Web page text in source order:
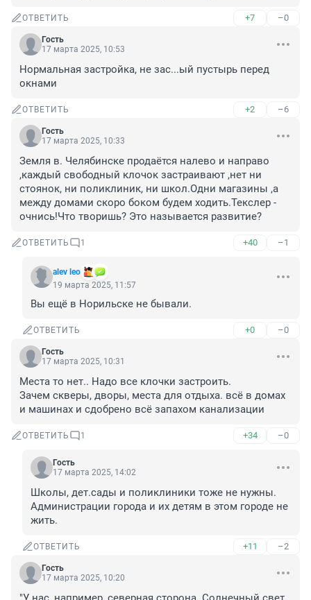
ОТВЕТИТЬ +7 –0
Гость
17 марта 2025, 10:53
Нормальная застройка, не зас...ый пустырь перед
окнами
ОТВЕТИТЬ +2 –6
Гость
17 марта 2025, 10:33
Земля в. Челябинске продаётся налево и направо
,каждый свободный клочок застраивают ,нет ни
стоянок, ни поликлиник, ни школ.Одни магазины ,а
между домами скоро боком будем ходить.Текслер -
очнись!Что творишь? Это называется развитие?
ОТВЕТИТЬ 1 +40 –1
alev leo
19 марта 2025, 11:57
Вы ещё в Норильске не бывали.
ОТВЕТИТЬ +0 –0
Гость
17 марта 2025, 10:31
Места то нет.. Надо все клочки застроить.
Зачем скверы, дворы, места для отдыха. всё в домах
и машинах и сдобрено всё запахом канализации
ОТВЕТИТЬ 1 +34 –0
Гость
17 марта 2025, 14:02
Школы, дет.сады и поликлиники тоже не нужны.
Администрации города и их детям в этом городе не
жить.
ОТВЕТИТЬ +11 –2
Гость
17 марта 2025, 10:20